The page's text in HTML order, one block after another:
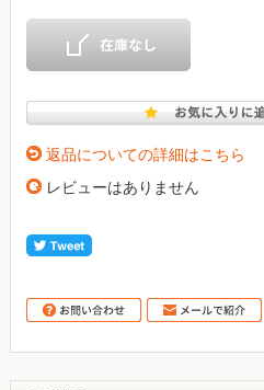
返品についての詳細はこちら
レビューはありません